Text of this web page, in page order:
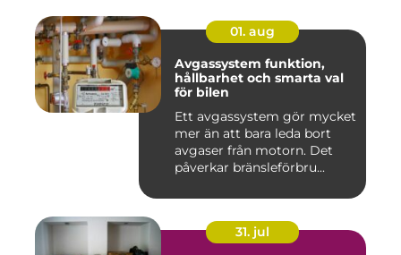
01. aug
Avgassystem funktion,
hållbarhet och smarta val
för bilen
Ett avgassystem gör mycket
mer än att bara leda bort
avgaser från motorn. Det
påverkar bränsleförbru...
31. jul